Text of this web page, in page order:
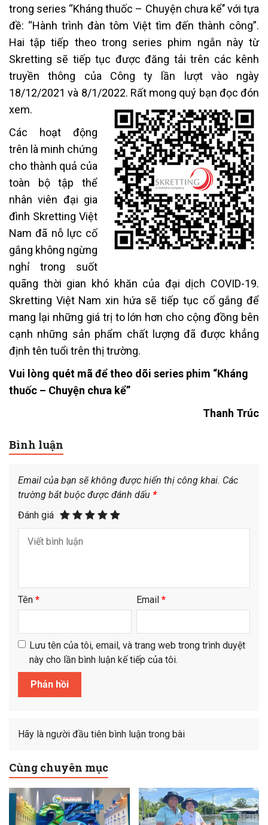
trong series “Kháng thuốc – Chuyện chưa kể’’ với tựa
đề: “Hành trình đàn tôm Việt tìm đến thành công”.
Hai tập tiếp theo trong series phim ngắn này từ
Skretting sẽ tiếp tục được đăng tải trên các kênh
truyền thông của Công ty lần lượt vào ngày
18/12/2021 và 8/1/2022. Rất mong quý bạn đọc đón
xem.
Các hoạt động
trên là minh chứng
cho thành quả của
toàn bộ tập thể
nhân viên đại gia
đình Skretting Việt
Nam đã nỗ lực cố
gắng không ngừng
nghỉ trong suốt
quãng thời gian khó khăn của đại dịch COVID-19.
Skretting Việt Nam xin hứa sẽ tiếp tục cố gắng để
mang lại những giá trị to lớn hơn cho cộng đồng bên
cạnh những sản phẩm chất lượng đã được khẳng
định tên tuổi trên thị trường.
Vui lòng quét mã để theo dõi series phim “Kháng
thuốc – Chuyện chưa kể”
Thanh Trúc
Bình luận
Email của bạn sẽ không được hiển thị công khai. Các
trường bắt buộc được đánh dấu *
Đánh giá
Tên * Email *
Lưu tên của tôi, email, và trang web trong trình duyệt
này cho lần bình luận kế tiếp của tôi.
Hãy là người đầu tiên bình luận trong bài
Cùng chuyên mục